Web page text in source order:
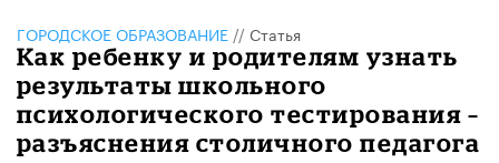
ГОРОДСКОЕ ОБРАЗОВАНИЕ // Статья
Как ребенку и родителям узнать
результаты школьного
психологического тестирования –
разъяснения столичного педагога